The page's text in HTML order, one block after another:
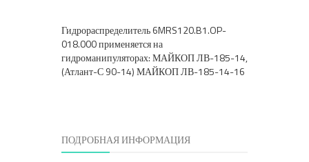
Гидрораспределитель 6MRS120.B1.OP-
018.000 применяется на
гидроманипуляторах: МАЙКОП ЛВ-185-14,
(Атлант-С 90-14) МАЙКОП ЛВ-185-14-16
ПОДРОБНАЯ ИНФОРМАЦИЯ